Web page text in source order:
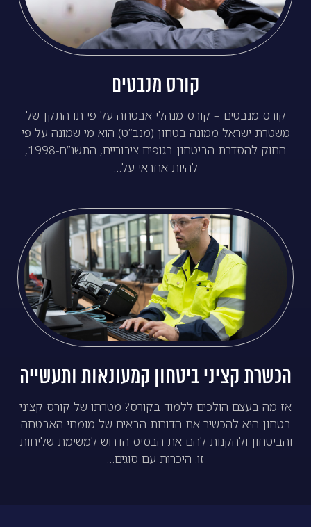
קורס מנבטים
קורס מנבטים – קורס מנהלי אבטחה על פי תו התקן של
משטרת ישראל ממונה בטחון (מנב”ט) הוא מי שמונה על פי
החוק להסדרת הביטחון בגופים ציבוריים, התשנ”ח-1998,
להיות אחראי על…
הכשרת קציני ביטחון קמעונאות ותעשייה
אז מה בעצם הולכים ללמוד בקורס? מטרתו של קורס קציני
בטחון היא להכשיר את הדורות הבאים של מומחי האבטחה
והביטחון ולהקנות להם את הבסיס הדרוש למשימת שליחות
זו. היכרות עם סוגים…